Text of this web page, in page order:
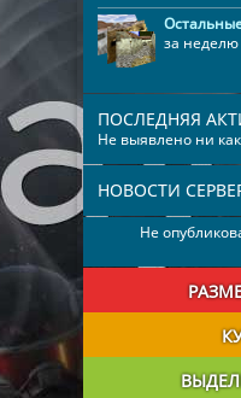
за неделю
ПОСЛЕДНЯЯ
Не выявлено ни
НОВОСТИ
Не